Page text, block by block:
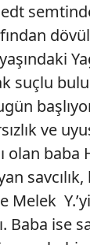
suçlu
ve
olan baba
Melek
Baba ise